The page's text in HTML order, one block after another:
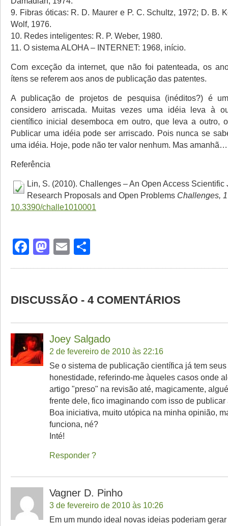
9. Fibras óticas: R. D. Maurer e P. C. Schultz, 1972; D. B.
Wolf, 1976.
10. Redes inteligentes: R. P. Weber, 1980.
11. O sistema ALOHA – INTERNET: 1968, início.
Com exceção da internet, que não foi patenteada, os
ítens se referem aos anos de publicação das patentes.
A publicação de projetos de pesquisa (inéditos?) é
considero arriscada. Muitas vezes uma idéia leva à
científico inicial desemboca em outro, que leva a outro,
Publicar uma idéia pode ser arriscado. Pois nunca se
uma idéia. Hoje, pode não ter valor nenhum. Mas amanhã…
Referência
Lin, S. (2010). Challenges – An Open Access Scientific
Research Proposals and Open Problems Challenges, 1
10.3390/challe1010001
Facebook
Mastodon
Email
DISCUSSÃO - 4 COMENTÁRIOS
Joey Salgado
2 de fevereiro de 2010 às 22:16
Se o sistema de publicação científica já tem
honestidade, referindo-me àqueles casos onde
artigo "preso" na revisão até, magicamente,
frente dele, fico imaginando com isso de
Boa iniciativa, muito utópica na minha opinião,
funciona, né?
Inté!
Responder
Vagner D. Pinho
3 de fevereiro de 2010 às 10:26
Em um mundo ideal novas ideias poderiam